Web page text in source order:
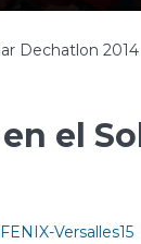
Dechatlon 2014
el